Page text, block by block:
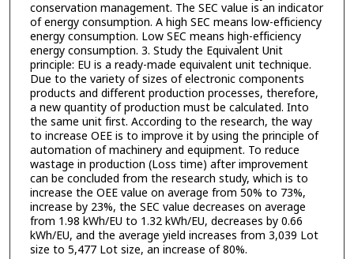
conservation management. The SEC value is an indicator
of energy consumption. A high SEC means low-efficiency
energy consumption. Low SEC means high-efficiency
energy consumption. 3. Study the Equivalent Unit
principle: EU is a ready-made equivalent unit technique.
Due to the variety of sizes of electronic components
products and different production processes, therefore,
a new quantity of production must be calculated. Into
the same unit first. According to the research, the way
to increase OEE is to improve it by using the principle of
automation of machinery and equipment. To reduce
wastage in production (Loss time) after improvement
can be concluded from the research study, which is to
increase the OEE value on average from 50% to 73%,
increase by 23%, the SEC value decreases on average
from 1.98 kWh/EU to 1.32 kWh/EU, decreases by 0.66
kWh/EU, and the average yield increases from 3,039 Lot
size to 5,477 Lot size, an increase of 80%.